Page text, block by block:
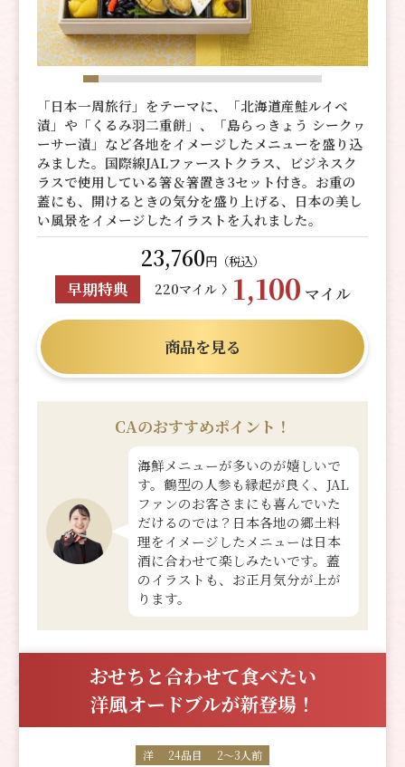
「日本一周旅行」をテーマに、「北海道産鮭ルイベ
漬」や「くるみ羽二重餅」、「島らっきょう シークヮ
ーサー漬」など各地をイメージしたメニューを盛り込
みました。国際線JALファーストクラス、ビジネスク
ラスで使用している箸＆箸置き3セット付き。お重の
蓋にも、開けるときの気分を盛り上げる、日本の美し
い風景をイメージしたイラストを入れました。
23,760円（税込）
早期特典 220マイル 1,100 マイル
商品を見る
CAのおすすめポイント！
海鮮メニューが多いのが嬉しいで
す。鶴型の人参も縁起が良く、JAL
ファンのお客さまにも喜んでいた
だけるのでは？日本各地の郷土料
理をイメージしたメニューは日本
酒に合わせて楽しみたいです。蓋
のイラストも、お正月気分が上が
ります。
おせちと合わせて食べたい
洋風オードブルが新登場！
洋 24品目 2～3人前